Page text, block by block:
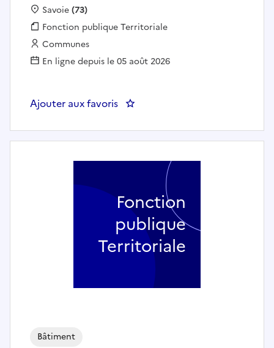
Localisation :
Savoie(73)
Fonction publique :
Fonction publique Territoriale
Employeur :
Communes
En ligne depuis le 05 août 2026
Ajouter aux favoris : RESPONSABLE RELAIS
Bâtiment
Fonction
publique
Territoriale